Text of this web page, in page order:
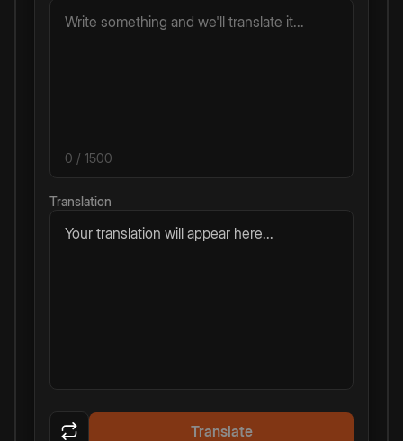
0 / 1500
Translation
Your translation will appear here...
Translate